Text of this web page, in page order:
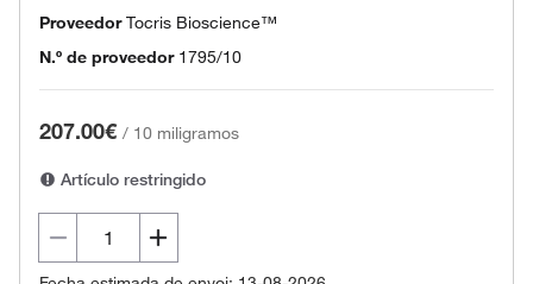
ProveedorTocris Bioscience™
N.º de proveedor 1795/10
207.00€ / 10 miligramos
Artículo restringido